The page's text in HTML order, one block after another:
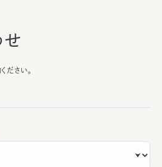
せ
さい。